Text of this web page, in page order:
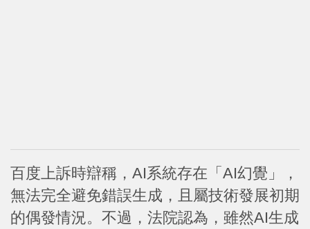
百度上訴時辯稱，AI系統存在「AI幻覺」，
無法完全避免錯誤生成，且屬技術發展初期
的偶發情況。不過，法院認為，雖然AI生成